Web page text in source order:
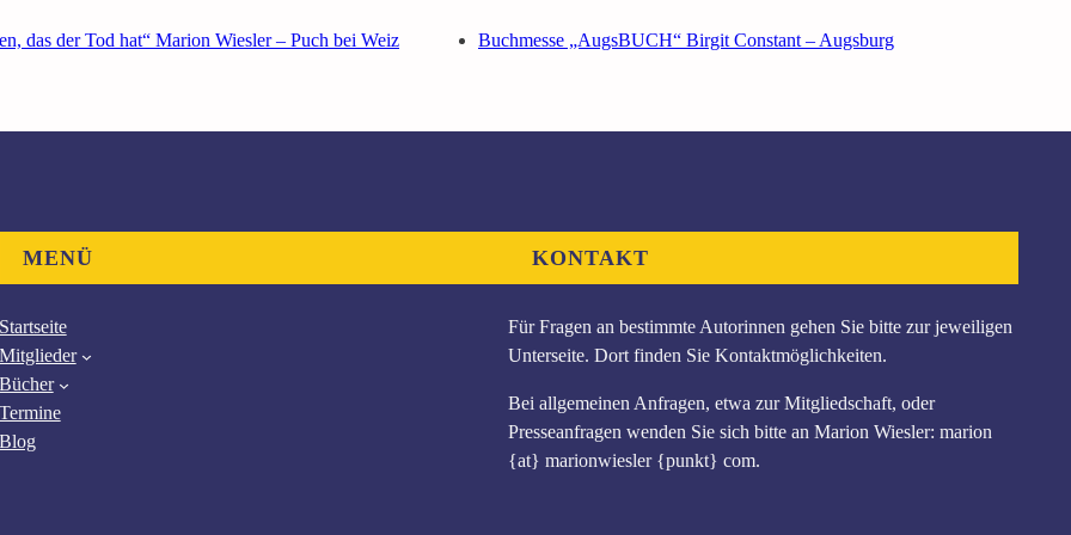
das der Tod hat“ Marion Wiesler – Puch bei Weiz Buchmesse „AugsBUCH“ Birgit Constant – Augsburg
MENÜ
Startseite
Mitglieder
Bücher
Termine
Blog
KONTAKT
Für Fragen an bestimmte Autorinnen gehen Sie bitte zur jeweiligen
Unterseite. Dort finden Sie Kontaktmöglichkeiten.
Bei allgemeinen Anfragen, etwa zur Mitgliedschaft, oder
Presseanfragen wenden Sie sich bitte an Marion Wiesler: marion
{at} marionwiesler {punkt} com.